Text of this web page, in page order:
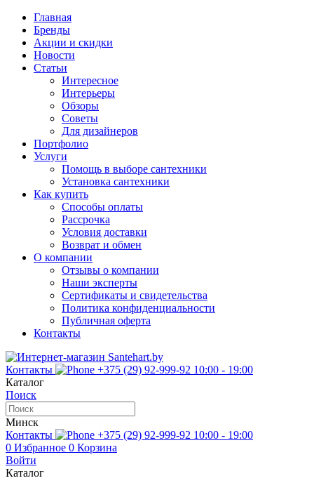
Главная
Бренды
Акции и скидки
Новости
Статьи
Интересное
Интерьеры
Обзоры
Советы
Для дизайнеров
Портфолио
Услуги
Помощь в выборе сантехники
Установка сантехники
Как купить
Способы оплаты
Рассрочка
Условия доставки
Возврат и обмен
О компании
Отзывы о компании
Наши эксперты
Сертификаты и свидетельства
Политика конфиденциальности
Публичная оферта
Контакты
Контакты +375 (29) 92-999-92 10:00 - 19:00
Каталог
Поиск
Минск
Контакты
+375 (29) 92-999-92 10:00 - 19:00
0 Избранное 0 Корзина
Войти
Каталог